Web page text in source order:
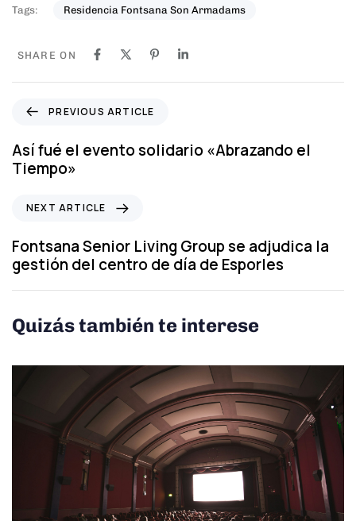
Tags: Residencia Fontsana Son Armadams
SHARE ON
e
v
A
r
t
c
e
PREVIOUS ARTICLE
Así fué el evento solidario «Abrazando el
Tiempo»
x
t
A
r
i
l
NEXT ARTICLE
Fontsana Senior Living Group se adjudica la
gestión del centro de día de Esporles
Quizás también te interese